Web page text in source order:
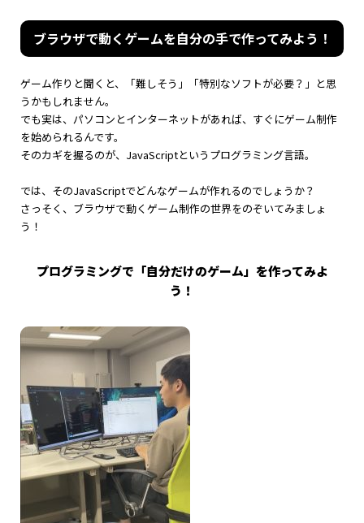
ブラウザで動くゲームを自分の手で作ってみよう！
ゲーム作りと聞くと、「難しそう」「特別なソフトが必要？」と思
うかもしれません。
でも実は、パソコンとインターネットがあれば、すぐにゲーム制作
を始められるんです。
そのカギを握るのが、JavaScriptというプログラミング言語。
では、そのJavaScriptでどんなゲームが作れるのでしょうか？
さっそく、ブラウザで動くゲーム制作の世界をのぞいてみましょ
う！
プログラミングで「自分だけのゲーム」を作ってみよ
う！